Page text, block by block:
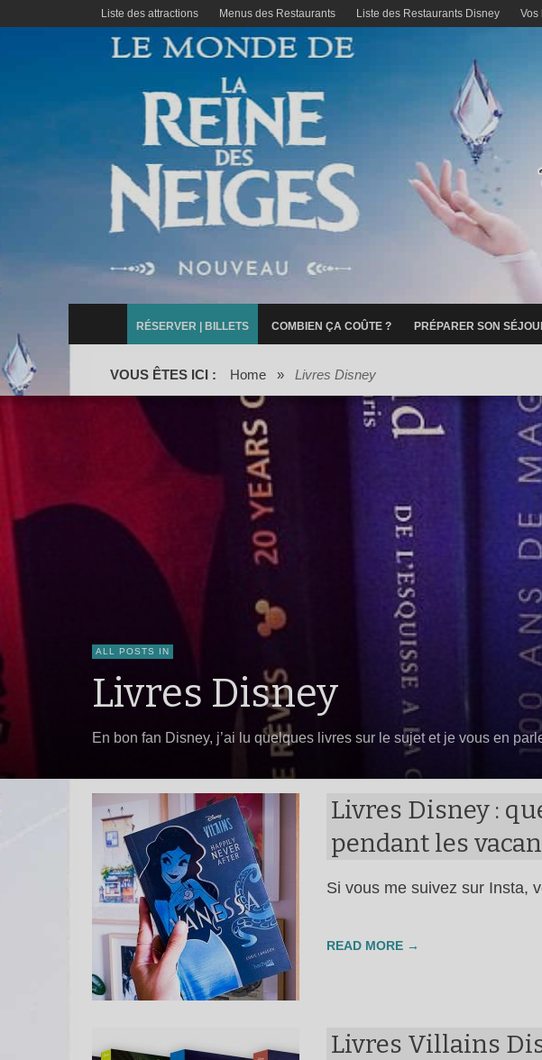
Liste des attractions Menus des Restaurants Liste des Restaurants Disney Vos
RÉSERVER | BILLETS COMBIEN ÇA COÛTE ? PRÉPARER SON
VOUS ÊTES ICI : Home » Livres Disney
ALL POSTS IN
Livres Disney
En bon fan Disney, j’ai lu quelques livres sur le sujet et je vous en
Livres Disney :
pendant les
Si vous me suivez sur Insta,
READ MORE →
Livres Villains